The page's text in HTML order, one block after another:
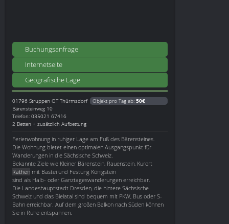
Buchungsanfrage
Internetseite
Geografische Lage
01796 Struppen OT Thürmsdorf
Bärensteinweg 10
Telefon: 035021 67416
2 Betten + zusätzlich Aufbettung
Objekt pro Tag ab: 50€
Ferienwohnung in ruhiger Lage am Fuß des Bärensteines.
Die Wohnung bietet einen optimalen Ausgangspunkt für
Wanderungen in die Sächsische Schweiz.
Bekannte Ziele wie Kleiner Bärenstein, Rauenstein, Kurort
Rathenmit Bastei und Festung Königstein
sind als Halb- oder Ganztageswanderungen erreichbar.
Die Landeshauptstadt Dresden, die hintere Sächsische
Schweiz und das Bielatal sind bequem mit PKW, Bus oder S-
Bahn erreichbar. Auf dem großen Balkon nach Süden können
Sie in Ruhe entspannen.